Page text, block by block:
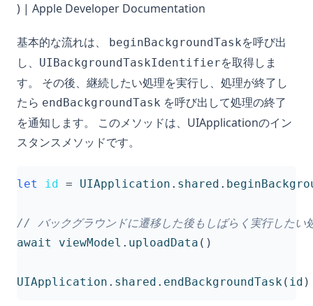
) | Apple Developer Documentation
基本的な流れは、 beginBackgroundTaskを呼び出
し、
UIBackgroundTaskIdentifierを取得しま
す。 その後、継続したい処理を実行し、処理が終了し
たら endBackgroundTask を呼び出して処理の終了
を通知します。 このメソッドは、UIApplicationのイン
スタンスメソッドです。
let id = UIApplication . shared .
// バックグラウンドに遷移した後もしばらく実行したい
await
viewModel . uploadData ()
UIApplication . shared . endBackgroundTask( id )